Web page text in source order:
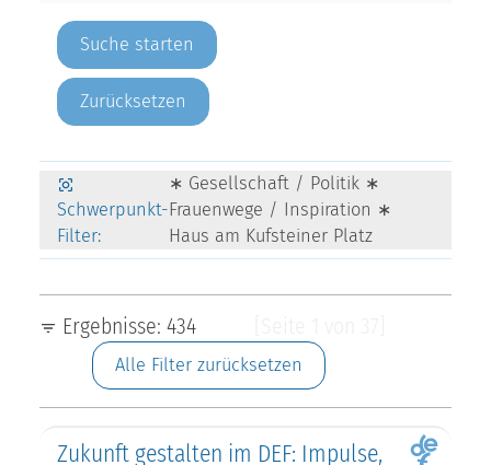
Zurücksetzen
Schwerpunkt-
Filter:
∗ Gesellschaft / Politik ∗
Frauenwege / Inspiration ∗
Haus am Kufsteiner Platz
Ergebnisse: 434
Alle Filter zurücksetzen
Zukunft gestalten im DEF: Impulse,